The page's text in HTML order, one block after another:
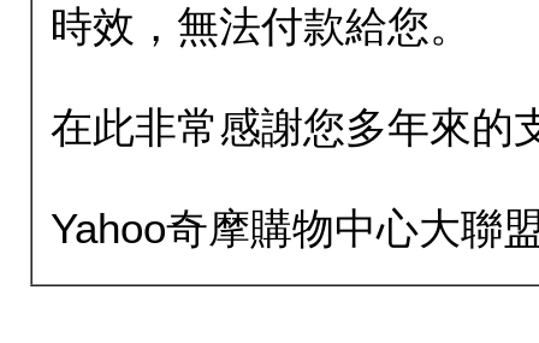
時效，無法付款給您。
在此非常感謝您多年來的
Yahoo奇摩購物中心大